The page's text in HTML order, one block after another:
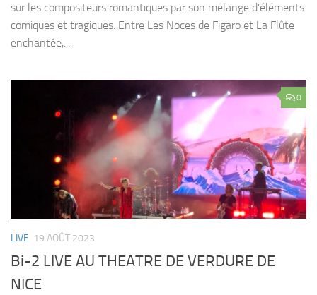
sur les compositeurs romantiques par son mélange d’éléments
comiques et tragiques. Entre Les Noces de Figaro et La Flûte
enchantée,...
0
LIVE 19 AOÛT 2023
Bi-2 LIVE AU THEATRE DE VERDURE DE
NICE